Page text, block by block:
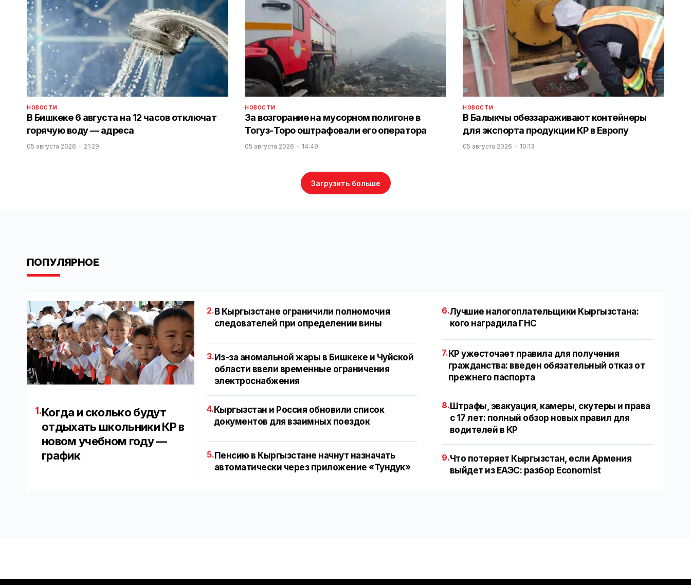
НОВОСТИ
В Бишкеке 6 августа на 12 часов отключат
горячую воду — адреса
05 августа 2026 21:29
НОВОСТИ
За возгорание на мусорном полигоне в
Тогуз-Торо оштрафовали его оператора
05 августа 2026 14:49
НОВОСТИ
В Балыкчы обеззараживают контейнеры
для экспорта продукции КР в Европу
05 августа 2026 10:13
Загрузить больше
ПОПУЛЯРНОЕ
1.Когда и сколько будут
отдыхать школьники КР в
новом учебном году —
график
2. В Кыргызстане ограничили полномочия
следователей при определении вины
3.Из-за аномальной жары в Бишкеке и Чуйской
области ввели временные ограничения
электроснабжения
4.Кыргызстан и Россия обновили список
документов для взаимных поездок
5.Пенсию в Кыргызстане начнут назначать
автоматически через приложение «Тундук»
6.Лучшие налогоплательщики Кыргызстана:
кого наградила ГНС
7. КР ужесточает правила для получения
гражданства: введен обязательный отказ от
прежнего паспорта
8. Штрафы, эвакуация, камеры, скутеры и права
с 17 лет: полный обзор новых правил для
водителей в КР
9.Что потеряет Кыргызстан, если Армения
выйдет из ЕАЭС: разбор Economist